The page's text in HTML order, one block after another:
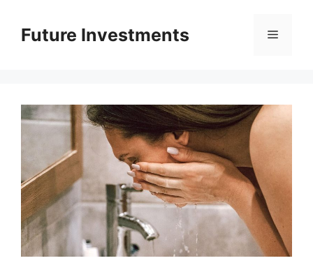
вмістуFuture Investments Меню